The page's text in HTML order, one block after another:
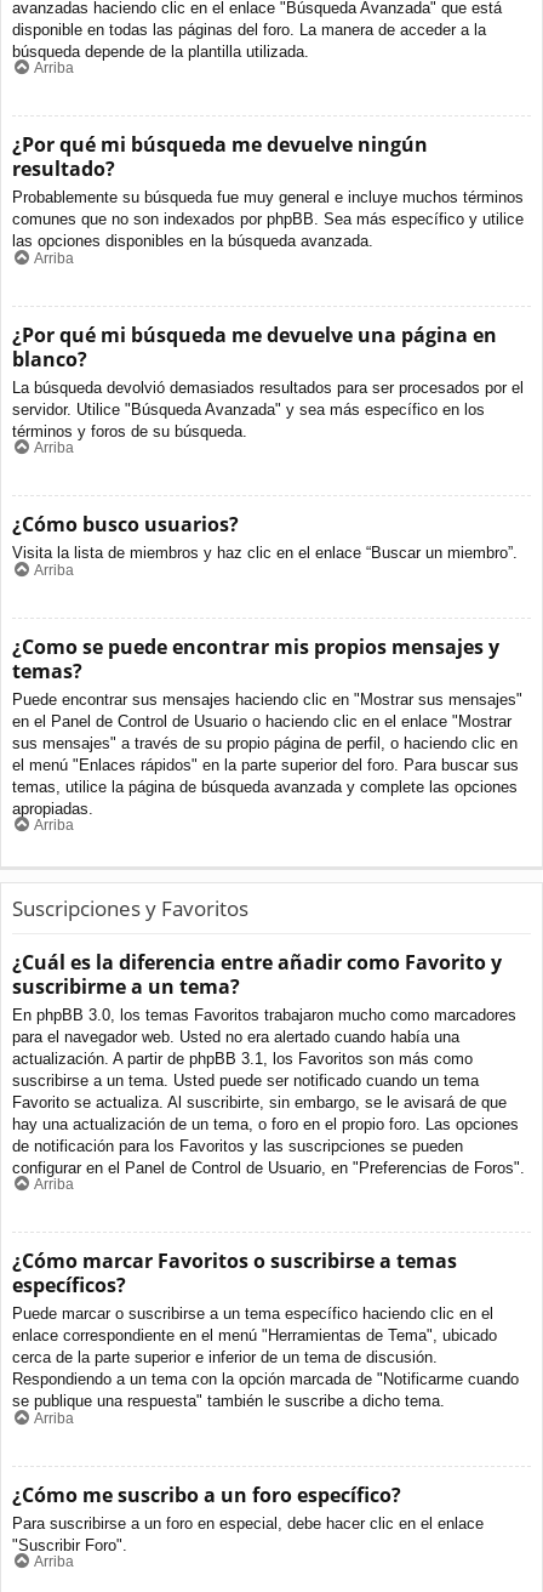
avanzadas haciendo clic en el enlace "Búsqueda Avanzada" que está
disponible en todas las páginas del foro. La manera de acceder a la
búsqueda depende de la plantilla utilizada.
Arriba
¿Por qué mi búsqueda me devuelve ningún
resultado?
Probablemente su búsqueda fue muy general e incluye muchos términos
comunes que no son indexados por phpBB. Sea más específico y utilice
las opciones disponibles en la búsqueda avanzada.
Arriba
¿Por qué mi búsqueda me devuelve una página en
blanco?
La búsqueda devolvió demasiados resultados para ser procesados por el
servidor. Utilice "Búsqueda Avanzada" y sea más específico en los
términos y foros de su búsqueda.
Arriba
¿Cómo busco usuarios?
Visita la lista de miembros y haz clic en el enlace “Buscar un miembro”.
Arriba
¿Como se puede encontrar mis propios mensajes y
temas?
Puede encontrar sus mensajes haciendo clic en "Mostrar sus mensajes"
en el Panel de Control de Usuario o haciendo clic en el enlace "Mostrar
sus mensajes" a través de su propio página de perfil, o haciendo clic en
el menú "Enlaces rápidos" en la parte superior del foro. Para buscar sus
temas, utilice la página de búsqueda avanzada y complete las opciones
apropiadas.
Arriba
Suscripciones y Favoritos
¿Cuál es la diferencia entre añadir como Favorito y
suscribirme a un tema?
En phpBB 3.0, los temas Favoritos trabajaron mucho como marcadores
para el navegador web. Usted no era alertado cuando había una
actualización. A partir de phpBB 3.1, los Favoritos son más como
suscribirse a un tema. Usted puede ser notificado cuando un tema
Favorito se actualiza. Al suscribirte, sin embargo, se le avisará de que
hay una actualización de un tema, o foro en el propio foro. Las opciones
de notificación para los Favoritos y las suscripciones se pueden
configurar en el Panel de Control de Usuario, en "Preferencias de Foros".
Arriba
¿Cómo marcar Favoritos o suscribirse a temas
específicos?
Puede marcar o suscribirse a un tema específico haciendo clic en el
enlace correspondiente en el menú "Herramientas de Tema", ubicado
cerca de la parte superior e inferior de un tema de discusión.
Respondiendo a un tema con la opción marcada de "Notificarme cuando
se publique una respuesta" también le suscribe a dicho tema.
Arriba
¿Cómo me suscribo a un foro específico?
Para suscribirse a un foro en especial, debe hacer clic en el enlace
"Suscribir Foro".
Arriba